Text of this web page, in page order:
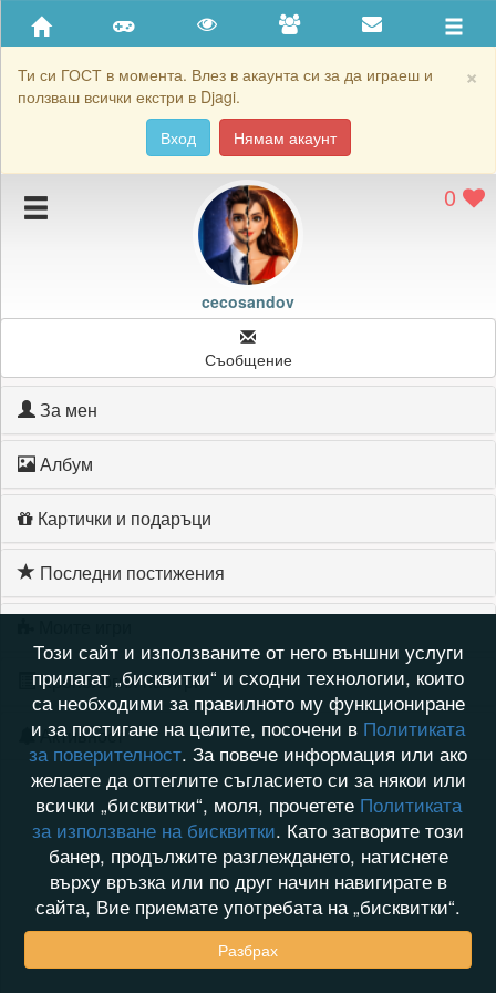
×
Ти си ГОСТ в момента. Влез в акаунта си за да играеш и
ползваш всички екстри в Djagi.
Вход
Нямам акаунт
Приятели
Хронология на игри
Подаръците на cecosandov
Картичките на cecosandov
Блокирай cecosandov
0
cecosandov
Съобщение
За мен
Албум
Картички и подаръци
Последни постижения
Хронология на игри
Активност
Този сайт и използваните от него външни услуги
прилагат „бисквитки“ и сходни технологии, които
са необходими за правилното му функциониране
и за постигане на целите, посочени в Политиката
за поверителност. За повече информация или ако
желаете да оттеглите съгласието си за някои или
всички „бисквитки“, моля, прочетете Политиката
за използване на бисквитки. Като затворите този
банер, продължите разглеждането, натиснете
върху връзка или по друг начин навигирате в
сайта, Вие приемате употребата на „бисквитки“.
Разбрах